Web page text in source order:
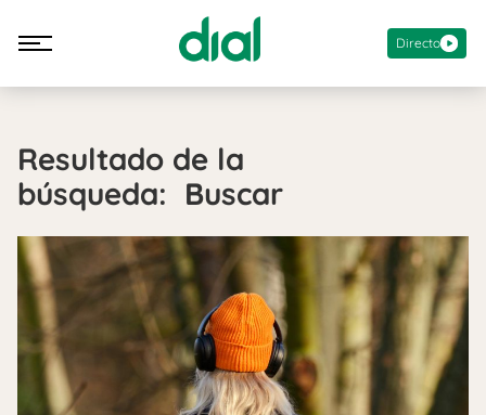
Directo
Resultado de la
búsqueda: Buscar